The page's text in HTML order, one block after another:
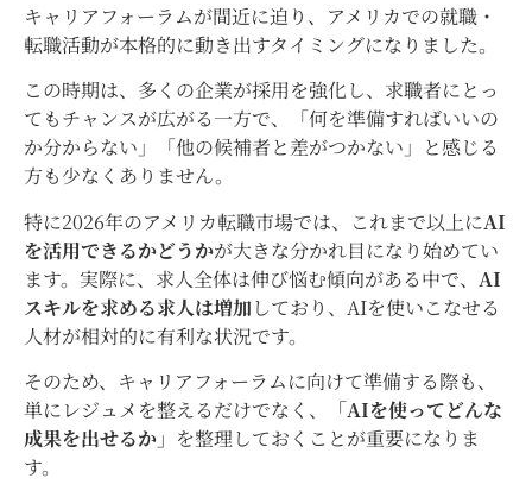
キャリアフォーラムが間近に迫り、アメリカでの就職・
転職活動が本格的に動き出すタイミングになりました。
この時期は、多くの企業が採用を強化し、求職者にとっ
てもチャンスが広がる一方で、「何を準備すればいいの
か分からない」「他の候補者と差がつかない」と感じる
方も少なくありません。
特に2026年のアメリカ転職市場では、これまで以上にAI
を活用できるかどうかが大きな分かれ目になり始めてい
ます。実際に、求人全体は伸び悩む傾向がある中で、 AI
スキルを求める求人は増加しており、AIを使いこなせる
人材が相対的に有利な状況です。
そのため、キャリアフォーラムに向けて準備する際も、
単にレジュメを整えるだけでなく、
「AIを使ってどんな
成果を出せるか」 を整理しておくことが重要になりま
す。